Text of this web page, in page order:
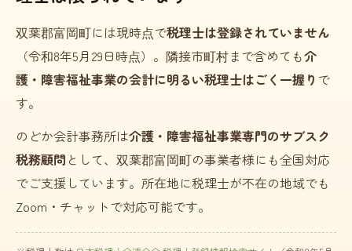
双葉郡富岡町には現時点で税理士は登録されていません
（令和8年5月29日時点）。隣接市町村まで含めても介
護・障害福祉事業の会計に明るい税理士はごく一握り で
す。
のどか会計事務所は介護・障害福祉事業専門のサブスク
税務顧問 として、双葉郡富岡町の事業者様にも全国対応
でご支援しています。所在地に税理士が不在の地域でも
Zoom・チャットで対応可能です。